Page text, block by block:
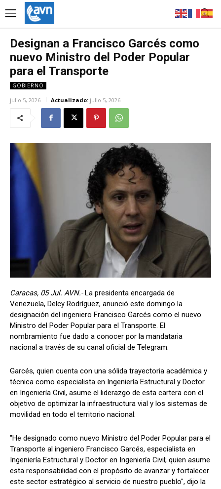
Designan a Francisco Garcés como
nuevo Ministro del Poder Popular
para el Transporte
GOBIERNO
julio 5, 2026 Actualizado: julio 5, 2026
Caracas, 05 Jul. AVN.-La presidenta encargada de
Venezuela, Delcy Rodríguez, anunció este domingo la
designación del ingeniero Francisco Garcés como el nuevo
Ministro del Poder Popular para el Transporte. El
nombramiento fue dado a conocer por la mandataria
nacional a través de su canal oficial de Telegram.
Garcés, quien cuenta con una sólida trayectoria académica y
técnica como especialista en Ingeniería Estructural y Doctor
en Ingeniería Civil, asume el liderazgo de esta cartera con el
objetivo de optimizar la infraestructura vial y los sistemas de
movilidad en todo el territorio nacional.
"He designado como nuevo Ministro del Poder Popular para el
Transporte al ingeniero Francisco Garcés, especialista en
Ingeniería Estructural y Doctor en Ingeniería Civil; quien asume
esta responsabilidad con el propósito de avanzar y fortalecer
este sector estratégico al servicio de nuestro pueblo", dijo la